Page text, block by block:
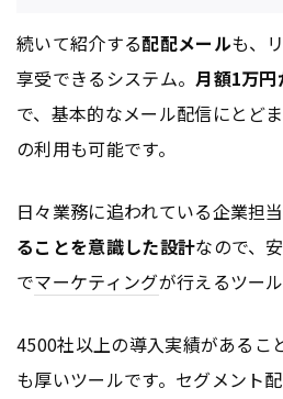
続いて紹介する配配メールも、
享受できるシステム。月額1万円
で、基本的なメール配信にとど
の利用も可能です。
日々業務に追われている企業担
ることを意識した設計なので、
でマーケティングが行えるツー
4500社以上の導入実績があるこ
も厚いツールです。セグメント